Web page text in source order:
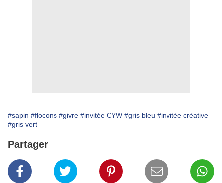
#sapin #flocons #givre #invitée CYW #gris bleu #invitée créative
#gris vert
Partager